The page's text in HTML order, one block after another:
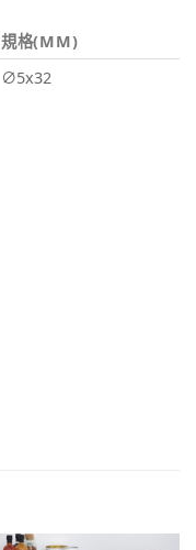
規格(MM)
∅5x32